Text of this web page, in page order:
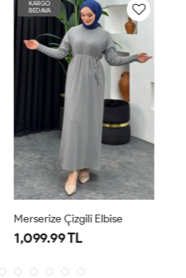
KARGO
BEDAVA
Merserize Çizgili Elbise
1,099.99 TL